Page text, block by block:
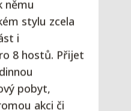
němu
stylu zcela
i
8 hostů. Přijet
pobyt,
akci či